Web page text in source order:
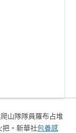
山隊隊員羅布占堆
把。新華社包養感